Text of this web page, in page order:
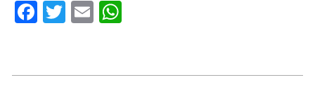
Facebook
Twitter
Email